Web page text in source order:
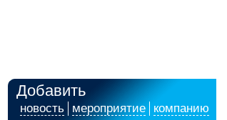
Добавить
новость мероприятие компанию